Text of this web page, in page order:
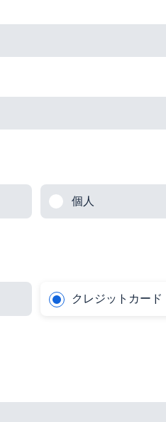
個人
クレジットカード